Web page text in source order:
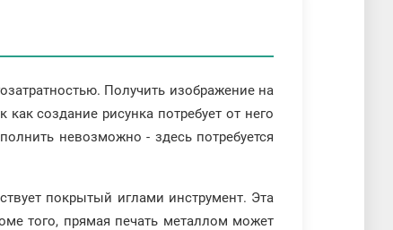
Получить изображение на
создание рисунка потребует от него
невозможно - здесь потребуется
покрытый иглами инструмент. Эта
того, прямая печать металлом может